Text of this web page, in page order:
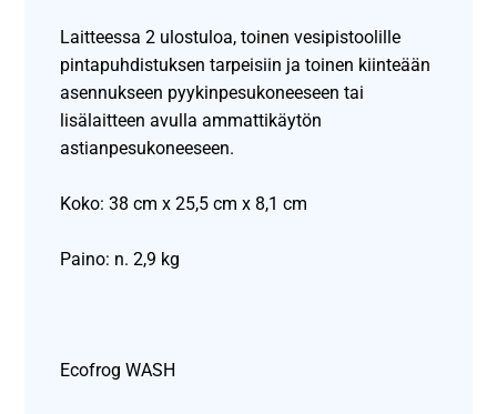
Laitteessa 2 ulostuloa, toinen vesipistoolille
pintapuhdistuksen tarpeisiin ja toinen kiinteään
asennukseen pyykinpesukoneeseen tai
lisälaitteen avulla ammattikäytön
astianpesukoneeseen.
Koko: 38 cm x 25,5 cm x 8,1 cm
Paino: n. 2,9 kg
Ecofrog WASH